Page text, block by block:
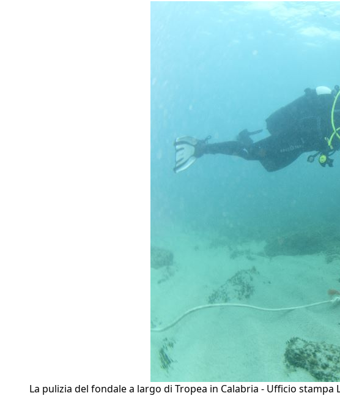
La pulizia del fondale a largo di Tropea in Calabria - Ufficio stampa